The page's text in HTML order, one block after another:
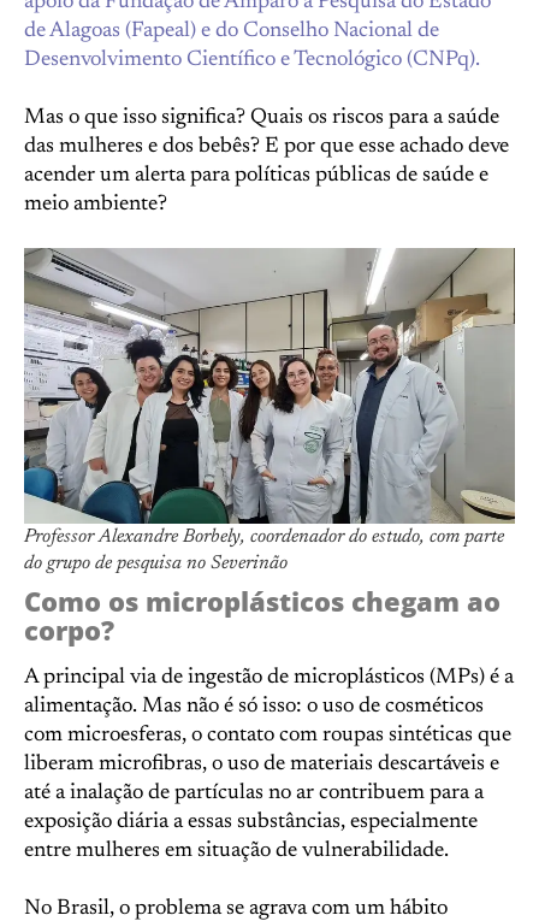
de Alagoas (Fapeal) e do Conselho Nacional de
Desenvolvimento Científico e Tecnológico (CNPq).
Mas o que isso significa? Quais os riscos para a saúde
das mulheres e dos bebês? E por que esse achado deve
acender um alerta para políticas públicas de saúde e
meio ambiente?
Professor Alexandre Borbely, coordenador do estudo, com parte
do grupo de pesquisa no Severinão
Como os microplásticos chegam ao
corpo?
A principal via de ingestão de microplásticos (MPs) é a
alimentação. Mas não é só isso: o uso de cosméticos
com microesferas, o contato com roupas sintéticas que
liberam microfibras, o uso de materiais descartáveis e
até a inalação de partículas no ar contribuem para a
exposição diária a essas substâncias, especialmente
entre mulheres em situação de vulnerabilidade.
No Brasil, o problema se agrava com um hábito